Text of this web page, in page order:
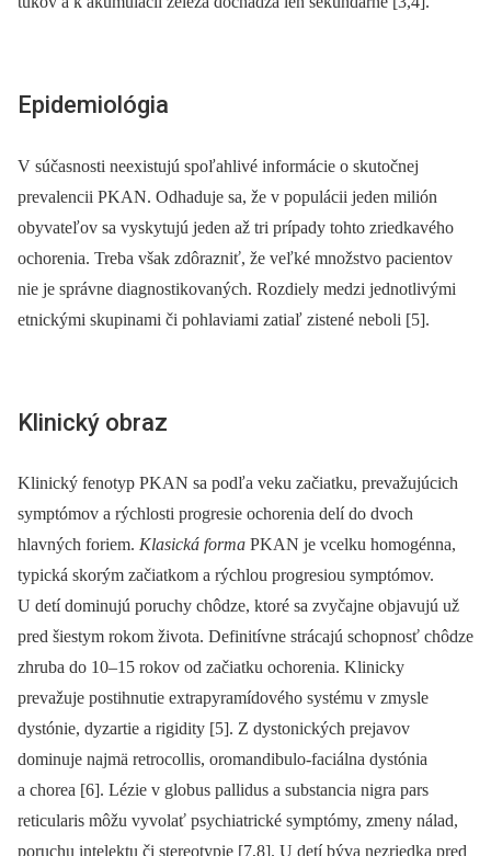
Epidemiológia
V súčasnosti neexistujú spoľahlivé informácie o skutočnej
prevalencii PKAN. Odhaduje sa, že v populácii jeden milión
obyvateľov sa vyskytujú jeden až tri prípady tohto zriedkavého
ochorenia. Treba však zdôrazniť, že veľké množstvo pa­cientov
nie je správne diagnostikovaných. Rozdiely medzi jednotlivými
etnickými skupinami či pohlaviami zatiaľ zistené neboli [5].
Klinický obraz
Klinický fenotyp PKAN sa podľa veku začiatku, prevažujúcich
symptómov a rýchlosti progresie ochorenia delí do dvoch
hlavných foriem. Klasická forma PKAN je vcelku homogénna,
typická skorým začiat­kom a rýchlou progresiou symptómov.
U detí dominujú poruchy chôdze, ktoré sa zvyčajne objavujú už
pred šiestym rokom života. Definitívne strácajú schopnosť chôdze
zhruba do 10–15 rokov od začiatku ochorenia. Klinicky
prevažuje postihnutie extrapyramídového systému v zmysle
dystónie, dyzartie a rigidity [5]. Z dystonických prejavov
dominuje najmä retrocollis, oromandibulo-faciálna dystónia
a chorea [6]. Lézie v globus pallidus a substancia nigra pars
reticularis môžu vyvolať psychiatrické symptómy, zmeny nálad,
poruchu intelektu či stereotypie [7,8]. U detí býva nezriedka pred